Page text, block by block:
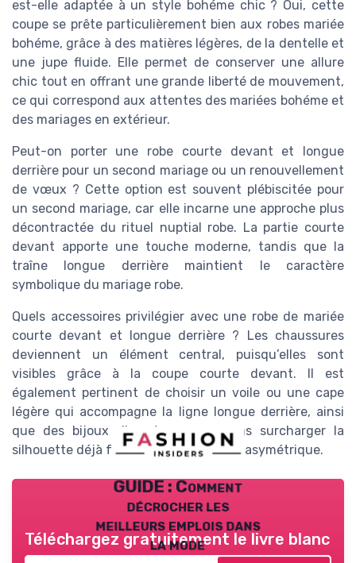
est-elle adaptée à un style bohéme chic ? Oui, cette
coupe se prête particulièrement bien aux robes mariée
bohéme, grâce à des matières légères, de la dentelle et
une jupe fluide. Elle permet de conserver une allure
chic tout en offrant une grande liberté de mouvement,
ce qui correspond aux attentes des mariées bohéme et
des mariages en extérieur.
Peut-on porter une robe courte devant et longue
derrière pour un second mariage ou un renouvellement
de vœux ? Cette option est souvent plébiscitée pour
un second mariage, car elle incarne une approche plus
décontractée du rituel nuptial robe. La partie courte
devant apporte une touche moderne, tandis que la
traîne longue derrière maintient le caractère
symbolique du mariage robe.
Quels accessoires privilégier avec une robe de mariée
courte devant et longue derrière ? Les chaussures
deviennent un élément central, puisqu’elles sont
visibles grâce à la coupe courte devant. Il est
également pertinent de choisir un voile ou une cape
légère qui accompagne la ligne longue derrière, ainsi
que des bijoux discrets pour ne pas surcharger la
silhouette déjà forte de la robe mariée asymétrique.
GUIDE : Comment
décrocher les
meilleurs emplois dans
la mode
Téléchargez gratuitement le livre blanc